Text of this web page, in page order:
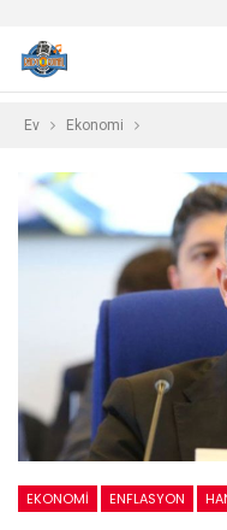
Ev Ekonomi
EKONOMI ENFLASYON